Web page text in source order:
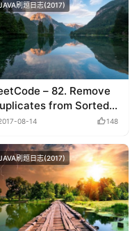
刷题日志(2017)
– 82. Remove
from Sorted
II08-14 148
刷题日志(2017)